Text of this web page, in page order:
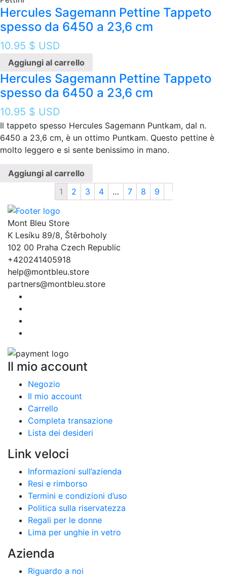
Hercules Sagemann Pettine Tappeto
spesso da 6450 a 23,6 cm
10.95 $ USD
Aggiungi al carrello
Hercules Sagemann Pettine Tappeto
spesso da 6450 a 23,6 cm
10.95 $ USD
Il tappeto spesso Hercules Sagemann Puntkam, dal n.
6450 a 23,6 cm, è un ottimo Puntkam. Questo pettine è
molto leggero e si sente benissimo in mano.
Aggiungi al carrello
1
2 3 4 … 7 8 9
Mont Bleu Store
K Lesíku 89/8, Štěrboholy
102 00 Praha Czech Republic
+420241405918
help@montbleu.store
partners@montbleu.store
Il mio account
Negozio
Il mio account
Carrello
Completa transazione
Lista dei desideri
Link veloci
Informazioni sull’azienda
Resi e rimborso
Termini e condizioni d’uso
Politica sulla riservatezza
Regali per le donne
Lima per unghie in vetro
Azienda
Riguardo a noi